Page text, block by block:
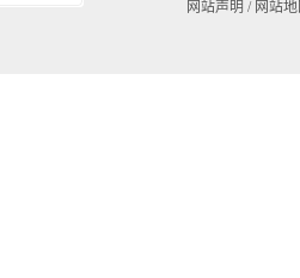
网站声明 / 网站